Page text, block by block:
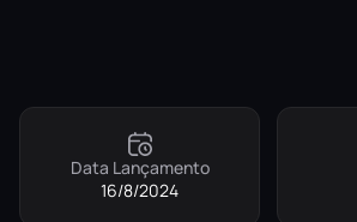
Data Lançamento
16/8/2024